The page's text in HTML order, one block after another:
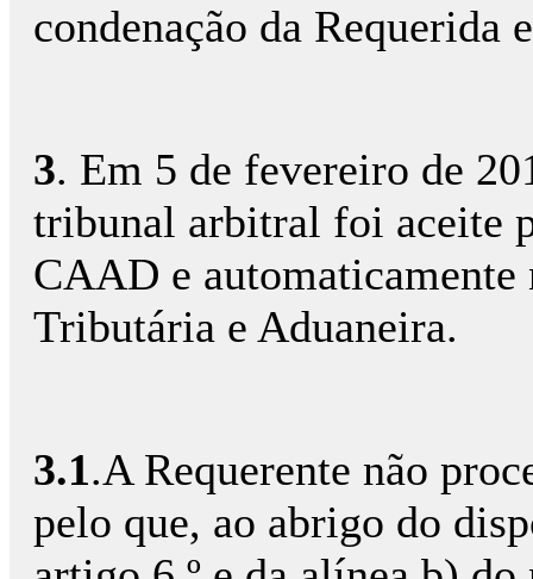
condenação da
3. Em 5 de fevereiro de
tribunal arbitral foi aceite
CAAD e
Tributária e Aduaneira.
3.1.A Requerente não
pelo que, ao abrigo do